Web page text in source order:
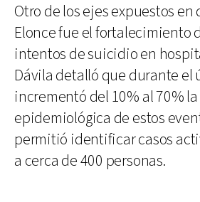
Otro de los ejes expuestos en
Elonce fue el fortalecimiento
intentos de suicidio en
Dávila detalló que durante el
incrementó del 10% al 70%
epidemiológica de estos
permitió identificar casos
a cerca de 400 personas.